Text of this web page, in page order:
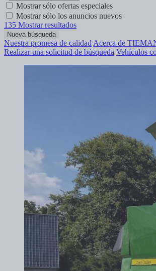
Mostrar sólo ofertas especiales
Mostrar sólo los anuncios nuevos
135 Mostrar resultados
Nueva búsqueda
Nuestra promesa de calidad Acerca de
Realizar una solicitud de búsqueda Vehículos